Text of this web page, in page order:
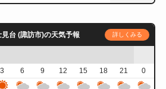
台 (諏訪市)の天気予報 詳しくみる
3 6 9 12 15 18 21
0